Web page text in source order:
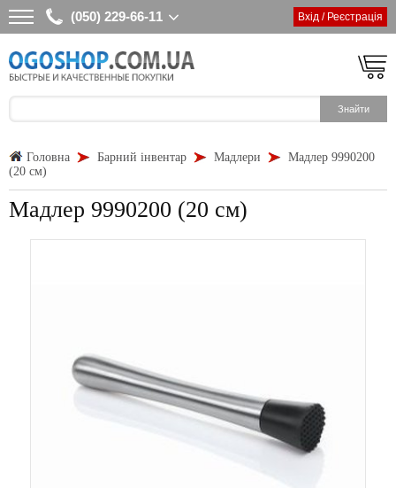
(050) 229-66-11 Вхід / Реєстрація
Головна Барний інвентар Мадлери
Мадлер 9990200
(20 см)
Мадлер 9990200 (20 см)